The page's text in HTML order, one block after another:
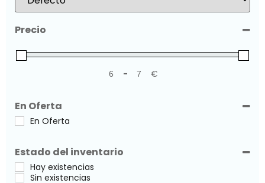
Precio
Minimum Price
- Maximum Price
€
En Oferta
En Oferta
Estado del inventario
Hay existencias
Sin existencias